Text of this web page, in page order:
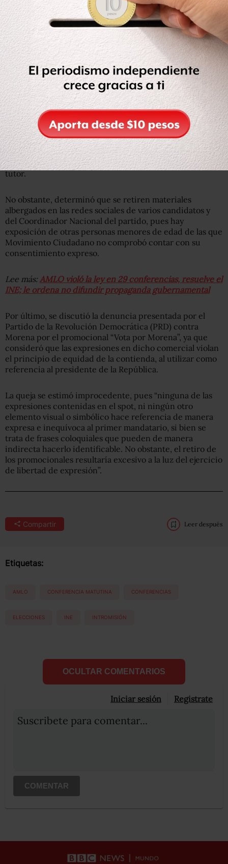
En la sesión también se analizó una solicitud de medidas
cautelares presentada por la Red por los Derechos de la
Infancia en México (REDIM), contra Movimiento
Ciudadano, por el spot “Así se baila Sonora”, donde
aparece Yuawi junto con otros niños y niñas. La
organización sostuvo que se violó el interés superior del
menor, así como una exposición que provoca
discriminación contra el protagonista.
El INE estimó improcedente las medidas cautelares en
este caso, debido a que consideró que Yuawi cuenta con
información suficiente para conocer el alcance de
participación en los videos, y cuenta con apoyo de su
tutor.
No obstante, determinó que se retiren materiales
albergados en las redes sociales de varios candidatos y
del Coordinador Nacional del partido, pues hay
exposición de otras personas menores de edad de las que
Movimiento Ciudadano no comprobó contar con su
consentimiento expreso.
Lee más: AMLO violó la ley en 29 conferencias, resuelve el
INE; le ordena no difundir propaganda gubernamental
Por último, se discutió la denuncia presentada por el
Partido de la Revolución Democrática (PRD) contra
Morena por el promocional “Vota por Morena”, ya que
consideró que las expresiones en dicho comercial violan
el principio de equidad de la contienda, al utilizar como
referencia al presidente de la República.
La queja se estimó improcedente, pues “ninguna de las
expresiones contenidas en el spot, ni ningún otro
elemento visual o simbólico hace referencia de manera
expresa e inequívoca al primer mandatario, si bien se
trata de frases coloquiales que pueden de manera
indirecta hacerlo identificable. No obstante, el retiro de
los promocionales resultaría excesivo a la luz del ejercicio
de libertad de expresión”.
Compartir Leer después
Etiquetas:
AMLO CONFERENCIA MATUTINA CONFERENCIAS
ELECCIONES INE INTROMISIÓN
OCULTAR COMENTARIOS
Iniciar sesión Registrate
Suscribete para comentar...
COMENTAR